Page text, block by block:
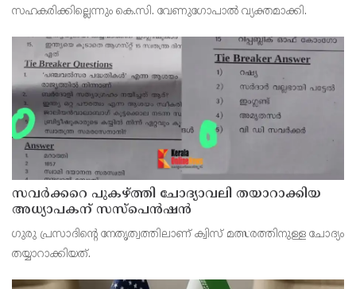
സഹകരിക്കില്ലെന്നും കെ.സി. വേണുഗോപാല്‍ വ്യക്തമാക്കി.
സവര്‍ക്കറെ പുകഴ്ത്തി ചോദ്യാവലി തയാറാക്കിയ
അധ്യാപകന് സസ്‌പെന്‍ഷന്‍
ഗുരു പ്രസാദിന്റെ നേതൃത്വത്തിലാണ് ക്വിസ് മത്സരത്തിനുള്ള ചോദ്യം
തയ്യാറാക്കിയത്.